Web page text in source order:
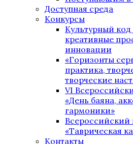
Доступная среда
Конкурсы
Культурный код
креативные
инновации
«Горизонты
практика,
творческие
VI
«День баяна,
гармоники»
Всероссийский
«Таврическая
Контакты